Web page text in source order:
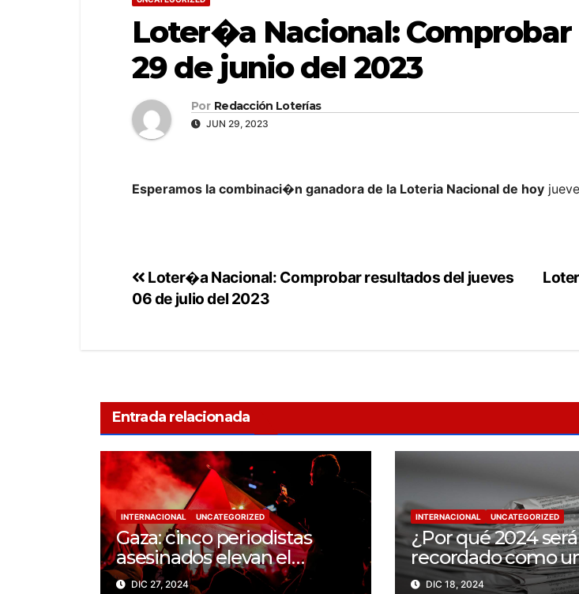
Loter�a Nacional:
29 de junio del 2023
Por Redacción Loterías
JUN 29, 2023
Esperamos la combinaci�n ganadora de la Loteria Nacional de hoy
Loter�a Nacional: Comprobar resultados del jueves
06 de julio del 2023
Entrada relacionada
INTERNACIONAL UNCATEGORIZED
Gaza: cinco periodistas
asesinados elevan el
balance a 200 trabajadores
DIC 27, 2024
INTERNACIONAL UNCATEGORIZED
¿Por qué 2024 será
recordado como
trágico para la
DIC 18, 2024